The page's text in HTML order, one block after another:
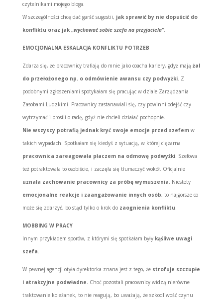
czytelnikami mojego bloga.
W szczególności chcę dać garść sugestii, jak sprawić by nie dopuścić do
konfliktu oraz jak „wychować sobie szefa na przyjaciela”.
EMOCJONALNA ESKALACJA KONFLIKTU POTRZEB
Zdarza się, że pracownicy trafiają do mnie jako coacha kariery, gdyż mają żal
do przełożonego np. o odmówienie awansu czy podwyżki. Z
podobnymi zgłoszeniami spotykałam się pracując w dziale Zarządzania
Zasobami Ludzkimi. Pracownicy zastanawiali się, czy powinni odejść czy
wytrzymać i prosili o radę, gdyż nie chcieli działać pochopnie.
Nie wszyscy potrafią jednak kryć swoje emocje przed szefem w
takich wypadach. Spotkałam się kiedyś z sytuacją, w której ciężarna
pracownica zareagowała płaczem na odmowę podwyżki. Szefowa
też potraktowała to osobiście, i zaczęła się tłumaczyć wokół. Oficjalnie
uznała zachowanie pracownicy za próbę wymuszenia. Niestety
emocjonalne reakcje i zaangażowanie innych osób, to najgorsze co
może się zdarzyć, bo stąd tylko o krok do zaognienia konfliktu.
MOBBING W PRACY
Innym przykładem sporów, z którymi się spotkałam były kąśliwe uwagi
szefa.
W pewnej agencji otyła dyrektorka znana jest z tego, że strofuje szczupłe
i atrakcyjne podwładne.Choć pozostali pracownicy widzą nierówne
traktowanie koleżanek, to nie reagują, bo uważają, że szkodliwość czynu